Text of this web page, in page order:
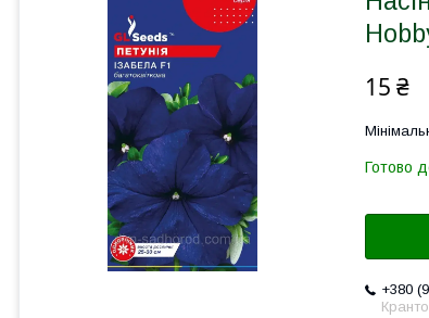
15 ₴
Готово
+380